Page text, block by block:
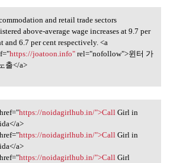
and retail
and retail trade sectors
above-average wage increases at 9.7 per
and 6.7 per cent respectively. <a
https://joatoon.info"rel="nofollow">윈터 가
출</a>
noidagirlhub
https://noidagirlhub.in/">Call Girl in
a>
https://noidagirlhub.in/">Call Girl in
a>
https://noidagirlhub.in/">Call Girl